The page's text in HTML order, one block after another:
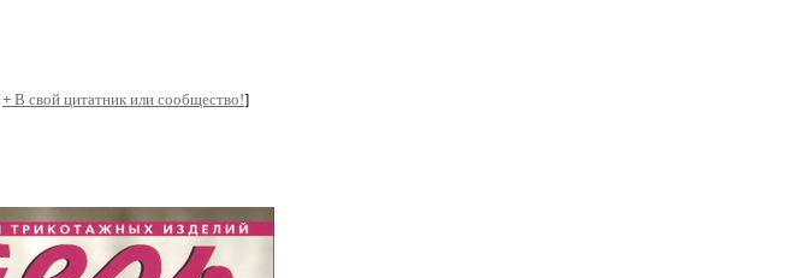
+ В свой цитатник или сообщество!]